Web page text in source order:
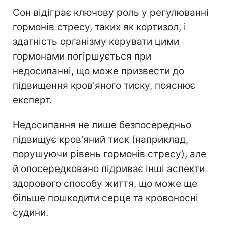
Сон відіграє ключову роль у регулюванні
гормонів стресу, таких як кортизол, і
здатність організму керувати цими
гормонами погіршується при
недосипанні, що може призвести до
підвищення кров'яного тиску, пояснює
експерт.
Недосипання не лише безпосередньо
підвищує кров'яний тиск (наприклад,
порушуючи рівень гормонів стресу), але
й опосередковано підриває інші аспекти
здорового способу життя, що може ще
більше пошкодити серце та кровоносні
судини.